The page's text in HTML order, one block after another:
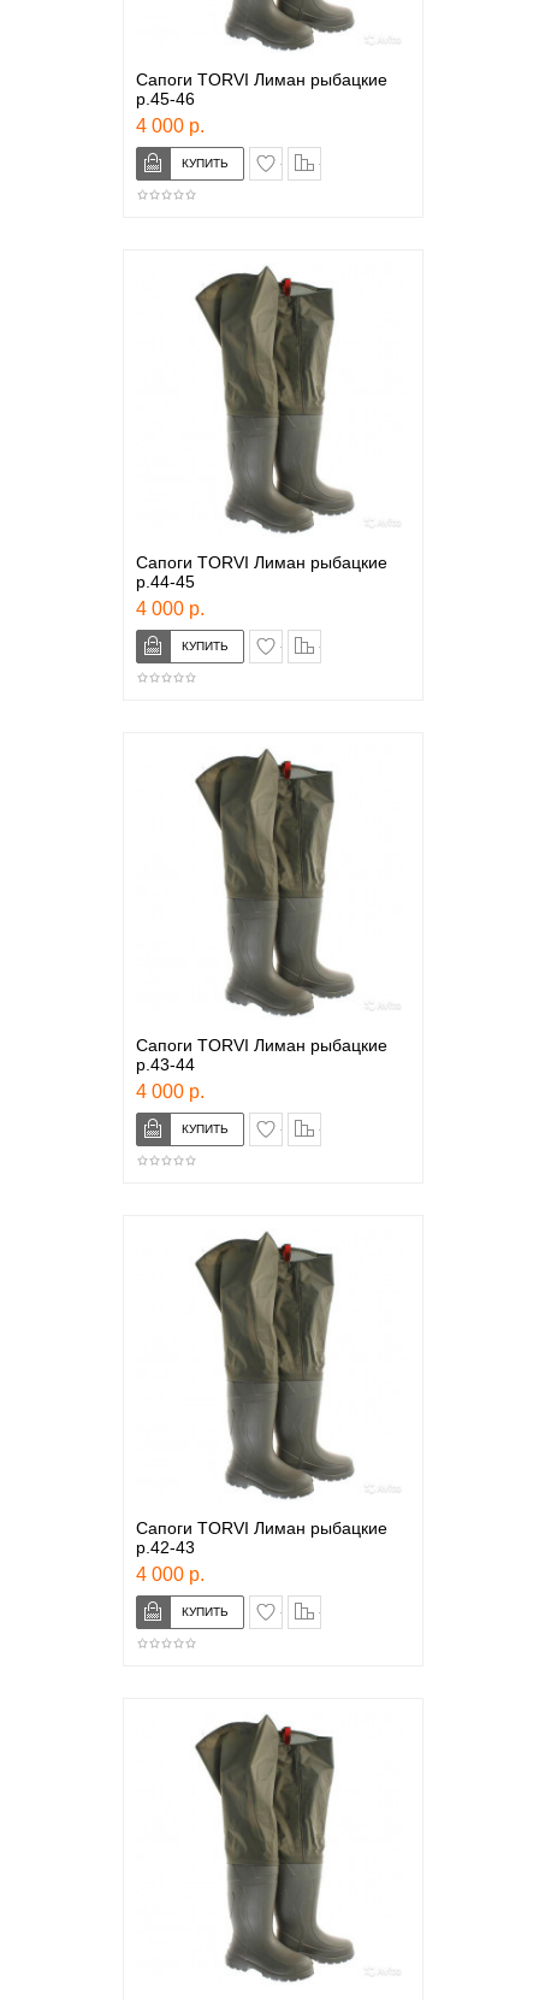
Сапоги TORVI Лиман рыбацкие
р.45-46
4 000 р.
в закладки
Сапоги TORVI Лиман рыбацкие
р.44-45
4 000 р.
в закладки
Сапоги TORVI Лиман рыбацкие
р.43-44
4 000 р.
в закладки
Сапоги TORVI Лиман рыбацкие
р.42-43
4 000 р.
в закладки